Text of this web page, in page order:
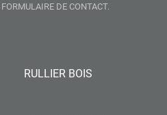
FORMULAIRE DE CONTACT.
RULLIER BOIS